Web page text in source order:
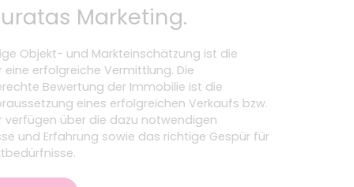
Marketing.
Objekt- und Markteinschätzung ist die
für eine erfolgreiche Vermittlung. Die
Bewertung der Immobilie ist die
eines erfolgreichen Verkaufs bzw.
Wir verfügen über die dazu notwendigen
und Erfahrung sowie das richtige Gespür für